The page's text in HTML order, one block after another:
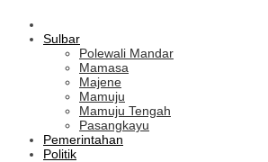
Sulbar
Polewali Mandar
Mamasa
Majene
Mamuju
Mamuju Tengah
Pasangkayu
Pemerintahan
Politik